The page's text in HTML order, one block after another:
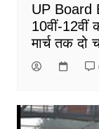
UP Board
10वीं-12वीं
मार्च तक दो